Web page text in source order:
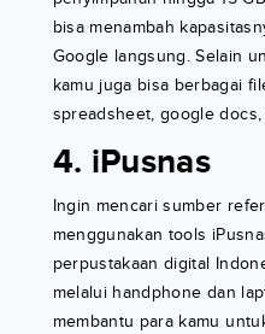
bisa menambah
Google langsung. Selain
kamu juga bisa berbagai
spreadsheet, google
4. iPusnas
Ingin mencari sumber
menggunakan tools
perpustakaan digital
melalui handphone dan
membantu para kamu